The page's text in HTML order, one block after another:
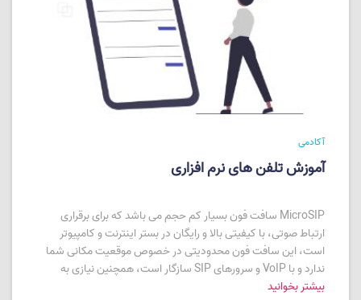
آکادمی
آموزش تلفن های نرم افزاری
MicroSIP سافت فون بسیار کم حجم می باشد که برای برقراری
ارتباط صوتی، با کیفیتی بالا و رایگان در بستر اینترنت و کامپیوتر
است، این سافت فون محدودیتی در خصوص موقعیت مکانی شما
ندارد و با VoIP و سرورهای SIP سازگار است، همچنین نیازی به
بیشتر بخوانید